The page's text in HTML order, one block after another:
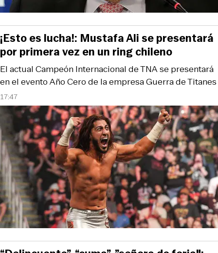
17:47
El actual Campeón Internacional de TNA se presentará
en el evento Año Cero de la empresa Guerra de Titanes
¡Esto es lucha!: Mustafa Ali se presentará
por primera vez en un ring chileno